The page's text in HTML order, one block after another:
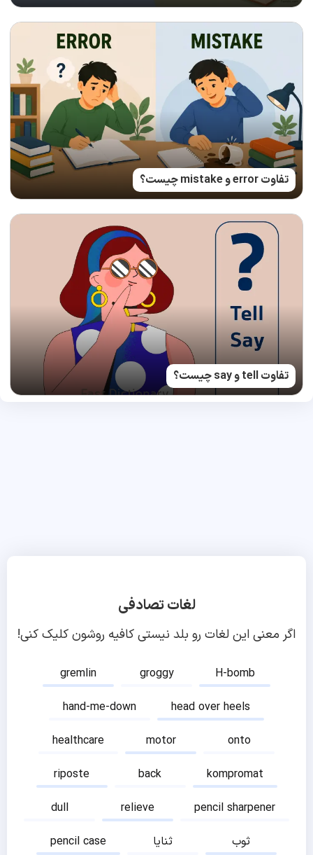
تفاوت error و mistake چیست؟
تفاوت tell و say چیست؟
لغات تصادفی
اگر معنی این لغات رو بلد نیستی کافیه روشون کلیک کنی!
gremlin groggy
H-bomb
hand-me-down
head over heels
healthcare
motor
onto
riposte
back
kompromat
dull
relieve
pencil sharpener
pencil case
ثنایا
ثوب